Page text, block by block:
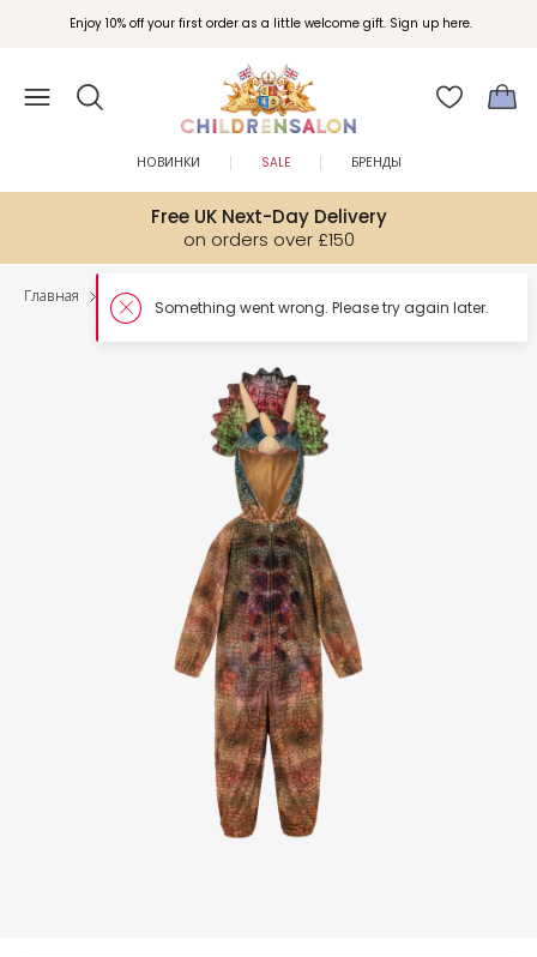
Enjoy 10% off your first order as a little welcome gift. Sign up here.
Free UK Next-Day Delivery
on orders over £150
НОВИНКИ SALE БРЕНДЫ
Главная Мальчики
Something went